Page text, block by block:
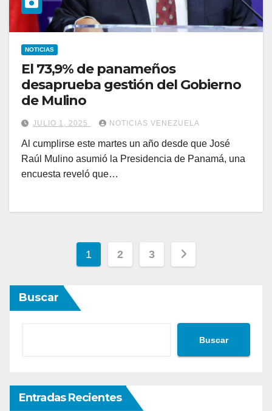
NOTICIAS
El 73,9% de panameños
desaprueba gestión del Gobierno
de Mulino
JULIO 1, 2025 NOTICIAS VENEZUELA
Al cumplirse este martes un año desde que José
Raúl Mulino asumió la Presidencia de Panamá, una
encuesta reveló que…
Paginación
entradas
1 2 3
Buscar
Buscar
Entradas Recientes